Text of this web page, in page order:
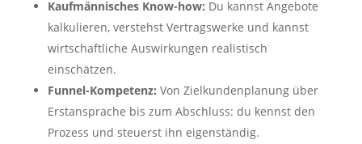
Kaufmännisches Know-how: Du kannst Angebote
kalkulieren, verstehst Vertragswerke und kannst
wirtschaftliche Auswirkungen realistisch
einschätzen.
Funnel-Kompetenz: Von Zielkundenplanung über
Erstansprache bis zum Abschluss: du kennst den
Prozess und steuerst ihn eigenständig.